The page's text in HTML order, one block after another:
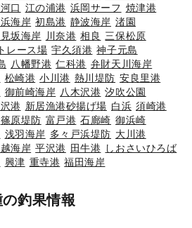
口 江の浦港 浜岡サーフ 焼津港
海岸 初島港 静波海岸 渚園
坂海岸 川奈港 相良 三保松原
レース場 宇久須港 神子元島
八幡野港 仁科港 弁財天川海岸
松崎港 小川港 熱川堤防 安良里港
御前崎海岸 八木沢港 汐吹公園
港 新居漁港砂揚げ場 白浜 須崎港
篠原堤防 富戸港 石廊崎 御浜崎
浅羽海岸 多々戸浜堤防 大川港
海岸 平沢港 田牛港 しおさいひろば
興津 重寺港 福田海岸
釣果情報